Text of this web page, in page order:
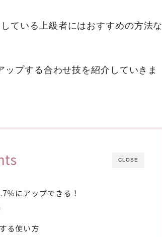
ている上級者にはおすすめの方法な
プする合わせ技を紹介していきま
CLOSE
％にアップできる！
る使い方